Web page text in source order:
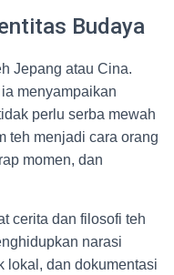
Budaya
Jepang atau Cina.
menyampaikan
perlu serba mewah
teh menjadi cara orang
momen, dan
cerita dan filosofi teh
narasi
lokal, dan dokumentasi